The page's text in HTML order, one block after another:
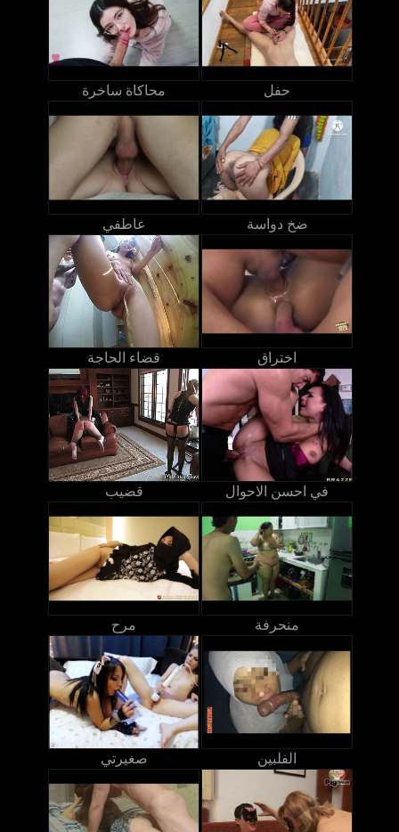
محاكاة ساخرة حفل
عاطفي ضخ دواسة
قضاء الحاجة اختراق
قضيب في احسن الاحوال
مرح منحرفة
صغيرتي الفلبين